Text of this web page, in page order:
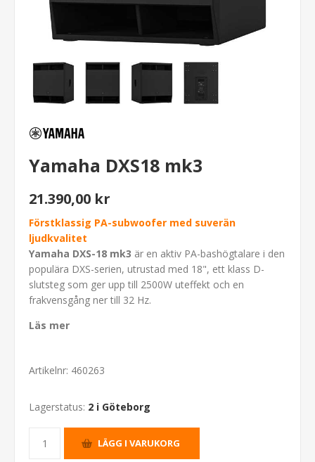
Yamaha DXS18 mk3
21.390,00 kr
Förstklassig PA-subwoofer med suverän
ljudkvalitet
Yamaha DXS-18 mk3 är en aktiv PA-bashögtalare i den
populära DXS-serien, utrustad med 18", ett klass D-
slutsteg som ger upp till 2500W uteffekt och en
frakvensgång ner till 32 Hz.
Läs mer
Artikelnr: 460263
Lagerstatus: 2 i Göteborg